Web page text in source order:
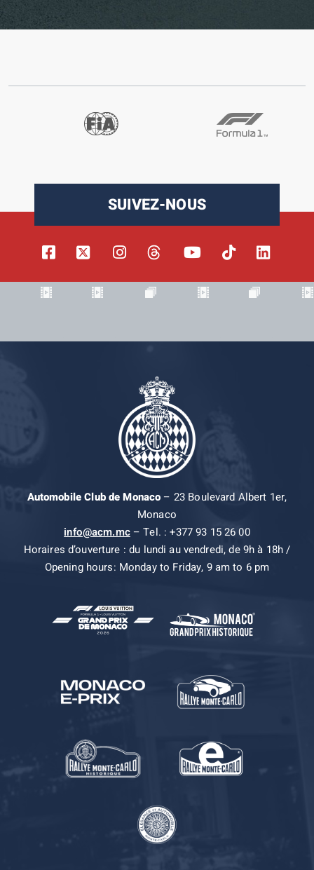
SUIVEZ-NOUS
Automobile Club de Monaco– 23 Boulevard Albert 1er,
Monaco
info@acm.mc– Tel. : +377 93 15 26 00
Horaires d’ouverture : du lundi au vendredi, de 9h à 18h /
Opening hours: Monday to Friday, 9 am to 6 pm